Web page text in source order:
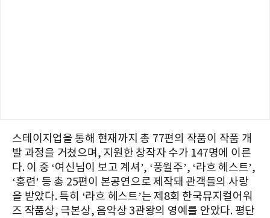
스테이지업을 통해 현재까지 총 77편의 작품이 작품 개
발 과정을 거쳤으며, 지원한 창작자 수가 147명에 이른
다. 이 중 ‘여신님이 보고 계셔’, ‘풍월주’, ‘라흐 헤스트’,
‘홍련’ 등 총 25편이 본공연으로 제작돼 관객들의 사랑
을 받았다. 특히 ‘라흐 헤스트’는 제8회 한국뮤지컬어워
즈 작품상, 극본상, 음악상 3관왕의 영예를 안았다. 평단